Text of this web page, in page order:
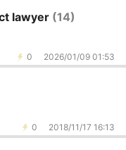
lawyer (14)
0 2026/01/09 01:53
0 2018/11/17 16:13